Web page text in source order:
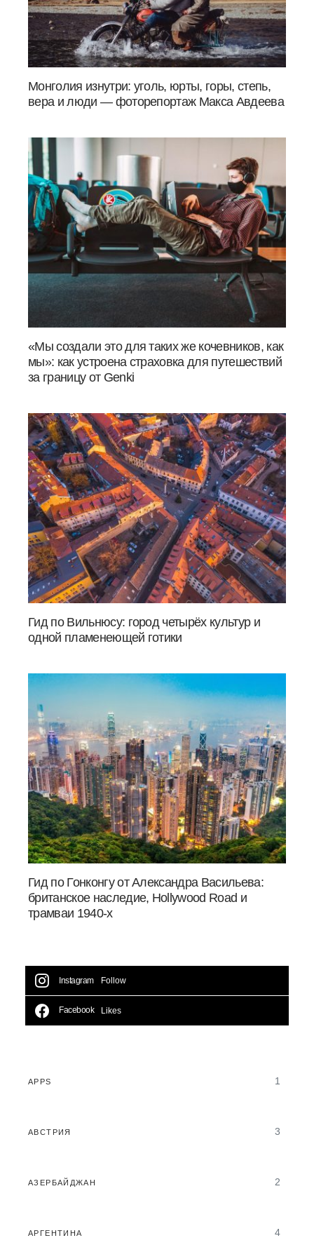
Монголия изнутри: уголь, юрты, горы, степь,
вера и люди — фоторепортаж Макса Авдеева
«Мы создали это для таких же кочевников, как
мы»: как устроена страховка для путешествий
за границу от Genki
Гид по Вильнюсу: город четырёх культур и
одной пламенеющей готики
Гид по Гонконгу от Александра Васильева:
британское наследие, Hollywood Road и
трамваи 1940-х
Instagram Follow
Facebook Likes
APPS 1
АВСТРИЯ 3
АЗЕРБАЙДЖАН 2
АРГЕНТИНА 4